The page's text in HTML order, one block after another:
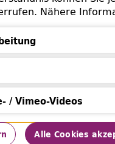
Nähere
/ Vimeo-Videos
Videos
Alle Cookies